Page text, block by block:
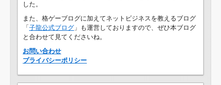
した。
また、格ゲーブログに加えてネットビジネスを教えるブログ
「 子龍公式ブログ 」も運営しておりますので、ぜひ本ブログ
と合わせて見てくださいね。
お問い合わせ
プライバシーポリシー